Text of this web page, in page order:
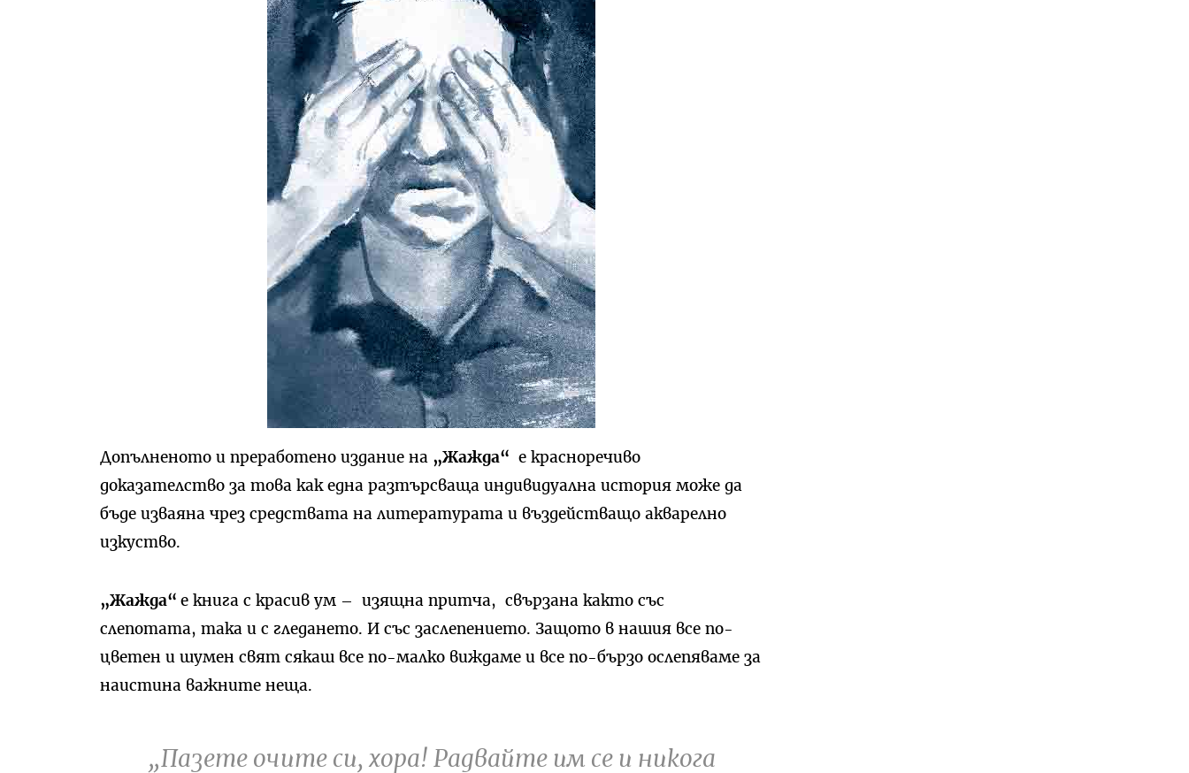
Допълненото и преработено издание на „Жажда“ е красноречиво
доказателство за това как една разтърсваща индивидуална история може да
бъде изваяна чрез средствата на литературата и въздействащо акварелно
изкуство.
„Жажда“ е книга с красив ум – изящна притча, свързана както със
слепотата, така и с гледането. И със заслепението. Защото в нашия все по-
цветен и шумен свят сякаш все по-малко виждаме и все по-бързо ослепяваме за
наистина важните неща.
„Пазете очите си, хора! Радвайте им се и никога